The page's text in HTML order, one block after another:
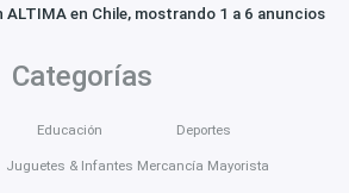
ALTIMA en Chile, mostrando 1 a 6 anuncios
Categorías
Educación
Juguetes & Infantes
Deportes
Mercancía Mayorista